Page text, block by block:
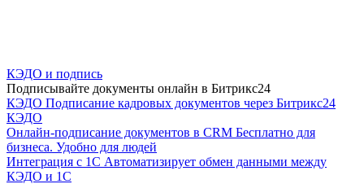
КЭДО и подпись
Подписывайте документы онлайн в Битрикс24
КЭДО Подписание кадровых документов через Битрикс24
КЭДО
Онлайн-подписание документов в CRM Бесплатно для
бизнеса. Удобно для людей
Интеграция с 1С Автоматизирует обмен данными между
КЭДО и 1С